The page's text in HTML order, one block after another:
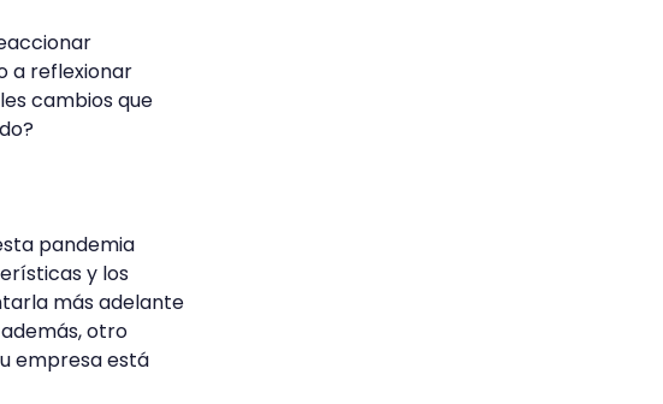
a reflexionar
cambios que
pandemia
y los
más adelante
otro
empresa está